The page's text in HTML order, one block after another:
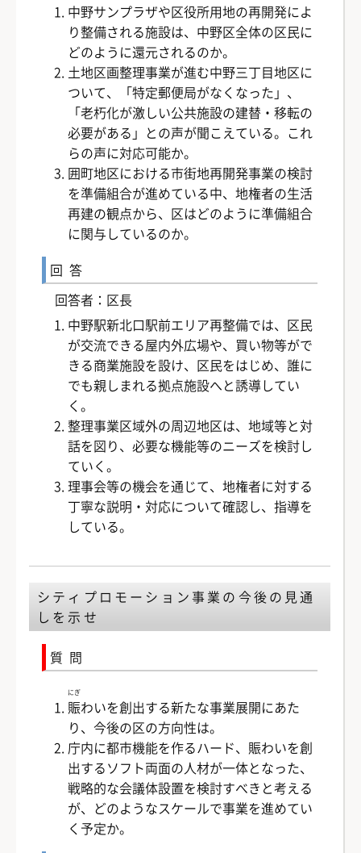
中野サンプラザや区役所用地の再開発によ
り整備される施設は、中野区全体の区民に
どのように還元されるのか。
土地区画整理事業が進む中野三丁目地区に
ついて、「特定郵便局がなくなった」、
「老朽化が激しい公共施設の建替・移転の
必要がある」との声が聞こえている。これ
らの声に対応可能か。
囲町地区における市街地再開発事業の検討
を準備組合が進めている中、地権者の生活
再建の観点から、区はどのように準備組合
に関与しているのか。
回答
回答者：区長
中野駅新北口駅前エリア再整備では、区民
が交流できる屋内外広場や、買い物等がで
きる商業施設を設け、区民をはじめ、誰に
でも親しまれる拠点施設へと誘導してい
く。
整理事業区域外の周辺地区は、地域等と対
話を図り、必要な機能等のニーズを検討し
ていく。
理事会等の機会を通じて、地権者に対する
丁寧な説明・対応について確認し、指導を
している。
シティプロモーション事業の今後の見通
しを示せ
質問
賑
にぎ
わいを創出する新たな事業展開にあた
り、今後の区の方向性は。
庁内に都市機能を作るハード、賑わいを創
出するソフト両面の人材が一体となった、
戦略的な会議体設置を検討すべきと考える
が、どのようなスケールで事業を進めてい
く予定か。